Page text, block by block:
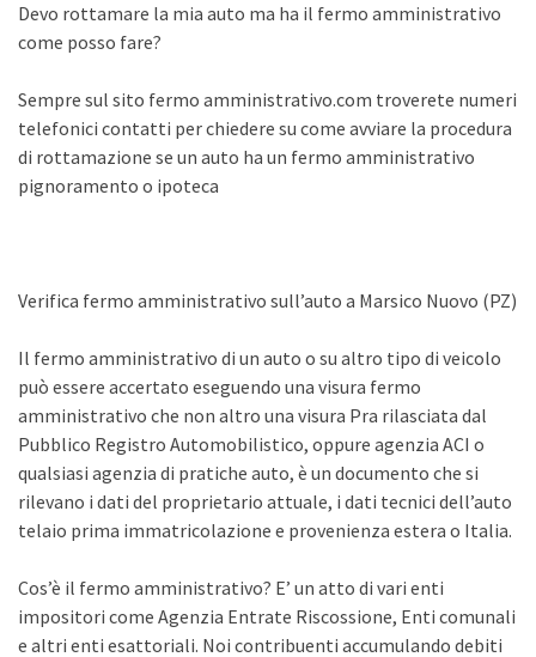
Devo rottamare la mia auto ma ha il fermo amministrativo
come posso fare?
Sempre sul sito fermo amministrativo.com troverete numeri
telefonici contatti per chiedere su come avviare la procedura
di rottamazione se un auto ha un fermo amministrativo
pignoramento o ipoteca
Verifica fermo amministrativo sull’auto a Marsico Nuovo (PZ)
Il fermo amministrativo di un auto o su altro tipo di veicolo
può essere accertato eseguendo una visura fermo
amministrativo che non altro una visura Pra rilasciata dal
Pubblico Registro Automobilistico, oppure agenzia ACI o
qualsiasi agenzia di pratiche auto, è un documento che si
rilevano i dati del proprietario attuale, i dati tecnici dell’auto
telaio prima immatricolazione e provenienza estera o Italia.
Cos’è il fermo amministrativo? E’ un atto di vari enti
impositori come Agenzia Entrate Riscossione, Enti comunali
e altri enti esattoriali. Noi contribuenti accumulando debiti